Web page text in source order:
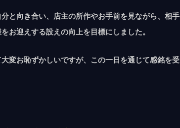
と向き合い、店主の所作やお手前を見ながら、相手
お迎えする設えの向上を目標にしました。
変お恥ずかしいですが、この一日を通じて感銘を受